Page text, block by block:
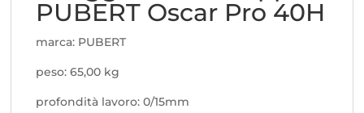
PUBERT Oscar Pro 40H
marca: PUBERT
peso: 65,00 kg
profondità lavoro: 0/15mm